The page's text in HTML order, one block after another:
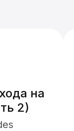
на
2)